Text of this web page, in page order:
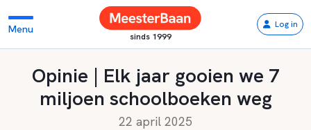
Menu
sinds 1999
Log in
Opinie | Elk jaar gooien we 7
miljoen schoolboeken weg
22 april 2025